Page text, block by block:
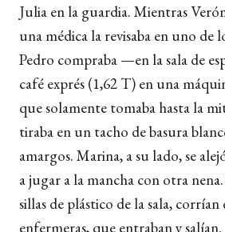
Julia en la guardia. Mientras
una médica la revisaba en uno de
Pedro compraba —en la sala de
café exprés (1,62 T) en una
que solamente tomaba hasta la
tiraba en un tacho de basura
amargos. Marina, a su lado, se
a jugar a la mancha con otra
sillas de plástico de la sala, corrían
enfermeras, que entraban y salían.